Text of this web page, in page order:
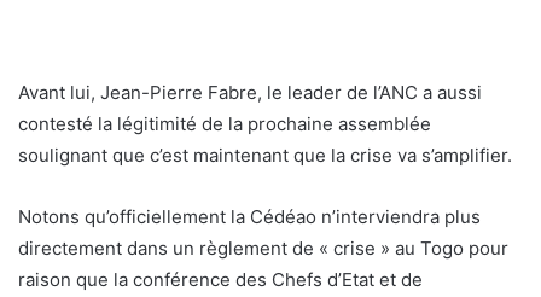
Avant lui, Jean-Pierre Fabre, le leader de l’ANC a aussi
contesté la légitimité de la prochaine assemblée
soulignant que c’est maintenant que la crise va s’amplifier.
Notons qu’officiellement la Cédéao n’interviendra plus
directement dans un règlement de « crise » au Togo pour
raison que la conférence des Chefs d’Etat et de